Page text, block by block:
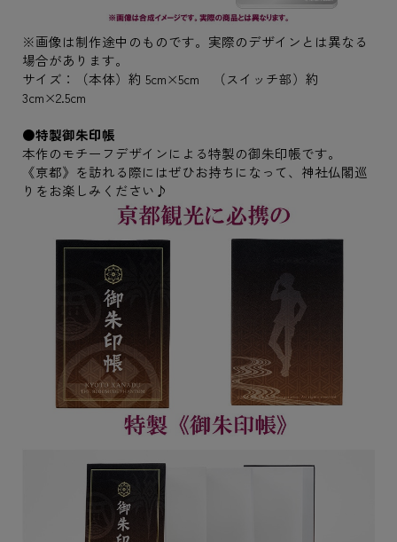
※画像は制作途中のものです。実際のデザインとは異なる
場合があります。
サイズ：（本体）約 5cm×5cm （スイッチ部）約
3cm×2.5cm
●特製御朱印帳
本作のモチーフデザインによる特製の御朱印帳です。
《亰都》を訪れる際にはぜひお持ちになって、神社仏閣巡
りをお楽しみください♪